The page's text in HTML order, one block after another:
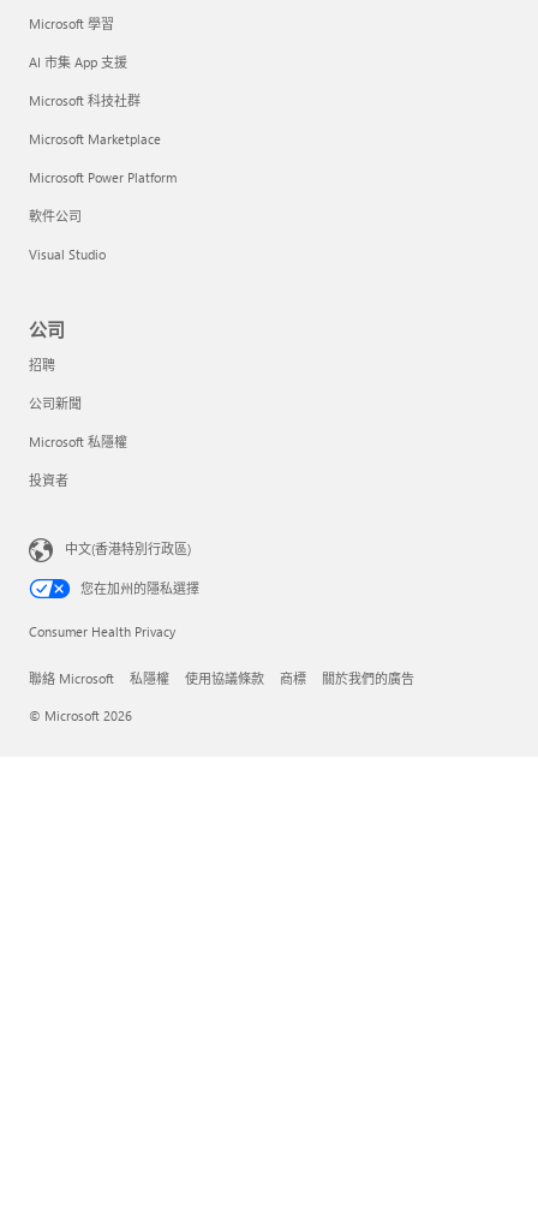
Microsoft 學習
AI 市集 App 支援
Microsoft 科技社群
Microsoft Marketplace
Microsoft Power Platform
軟件公司
Visual Studio
公司
招聘
公司新聞
Microsoft 私隱權
投資者
中文(香港特別行政區)
您在加州的隱私選擇
Consumer Health Privacy
聯絡 Microsoft 私隱權 使用協議條款 商標 關於我們的廣告
© Microsoft 2026